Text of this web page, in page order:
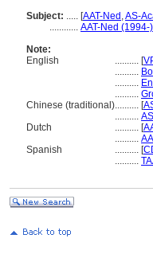
Subject: ..... [AAT-Ned ,AS-
............ AAT-Ned (1994-)
Note:
English
.......... [
..........
..........
..........
Chinese (traditional).......... [
..........
Dutch
.......... [
..........
Spanish
.......... [
..........